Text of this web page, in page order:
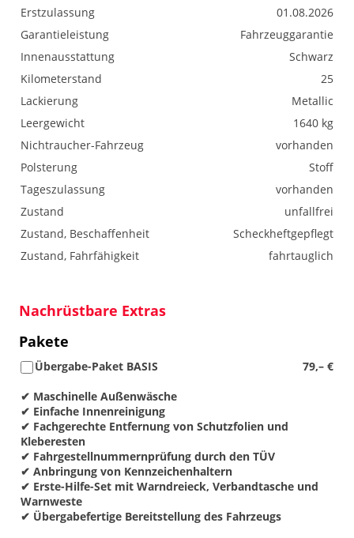
Erstzulassung
01.08.2026
Garantieleistung
Fahrzeuggarantie
Innenausstattung
Schwarz
Kilometerstand
25
Lackierung
Metallic
Leergewicht
1640 kg
Nichtraucher-Fahrzeug
vorhanden
Polsterung
Stoff
Tageszulassung
vorhanden
Zustand
unfallfrei
Zustand, Beschaffenheit
Scheckheftgepflegt
Zustand, Fahrfähigkeit
fahrtauglich
Nachrüstbare Extras
Pakete
79,– €
Übergabe-Paket BASIS
✔ Maschinelle Außenwäsche
✔ Einfache Innenreinigung
✔ Fachgerechte Entfernung von Schutzfolien und
Kleberesten
✔ Fahrgestellnummernprüfung durch den TÜV
✔ Anbringung von Kennzeichenhaltern
✔ Erste-Hilfe-Set mit Warndreieck, Verbandtasche und
Warnweste
✔ Übergabefertige Bereitstellung des Fahrzeugs